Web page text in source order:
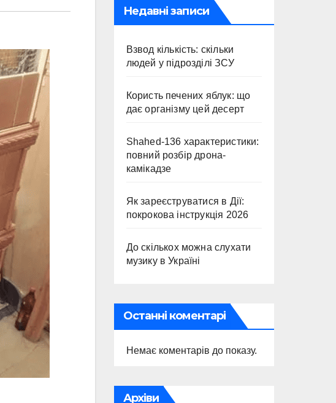
Недавні записи
Взвод кількість: скільки
людей у підрозділі ЗСУ
Користь печених яблук: що
дає організму цей десерт
Shahed-136 характеристики:
повний розбір дрона-
камікадзе
Як зареєструватися в Дії:
покрокова інструкція 2026
До скількох можна слухати
музику в Україні
Останні коментарі
Немає коментарів до показу.
Архіви